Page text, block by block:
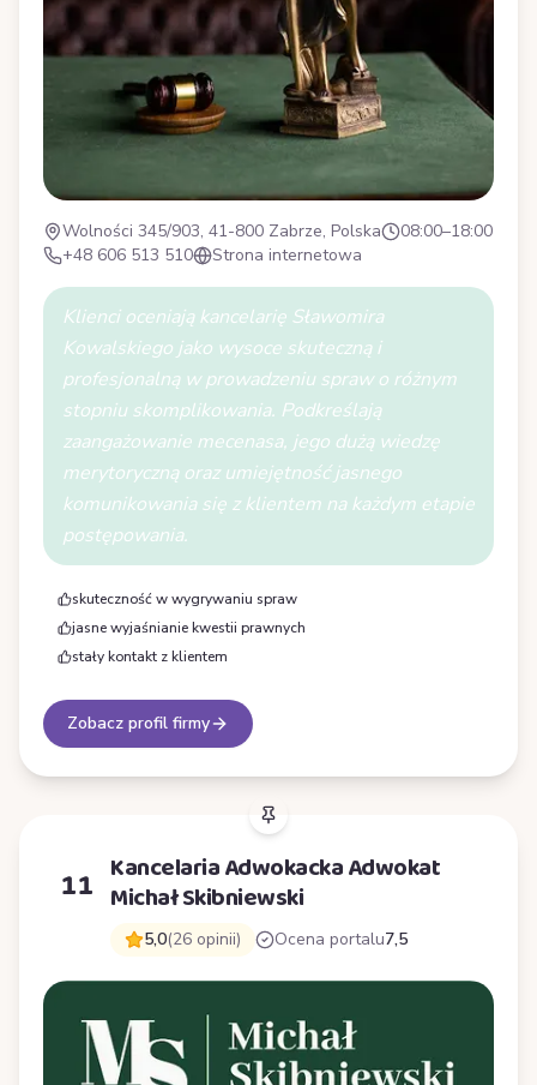
Wolności 345/903, 41-800 Zabrze, Polska
08:00–18:00
+48 606 513 510
Strona internetowa
Klienci oceniają kancelarię Sławomira
Kowalskiego jako wysoce skuteczną i
profesjonalną w prowadzeniu spraw o różnym
stopniu skomplikowania. Podkreślają
zaangażowanie mecenasa, jego dużą wiedzę
merytoryczną oraz umiejętność jasnego
komunikowania się z klientem na każdym etapie
postępowania.
skuteczność w wygrywaniu spraw
jasne wyjaśnianie kwestii prawnych
stały kontakt z klientem
Zobacz profil firmy
11 Kancelaria Adwokacka Adwokat
Michał Skibniewski
5,0(26 opinii) Ocena portalu7,5